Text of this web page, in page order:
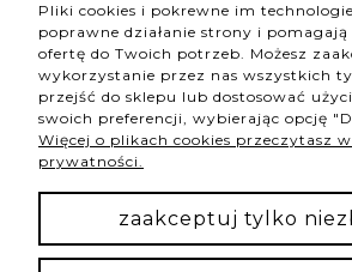
Dagmara
3
Szybka wysyłka, bardzo ładnie
bransoletka mnie trochę
kamienie na zdjęciu wyglądają
rzeczywistości - takie było
pierwsze wrażenie. Na zdjęciu są
wyglądają na takie "solidne" a w
zastanawiałam się czy to w ogóle
będzie dobrze wyglądać, bo mają
Pliki cookies i pokrewne im
poprawne działanie strony i
ofertę do Twoich potrzeb. Możesz
wykorzystanie przez nas wszystkich
przejść do sklepu lub dostosować
swoich preferencji, wybierając opcję
Więcej o plikach cookies przeczytasz
prywatności.
zaakceptuj tylko